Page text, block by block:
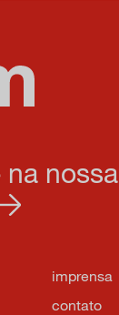
na nossa
imprensa
contato